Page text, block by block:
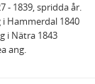
- 1839, spridda år.
Hammerdal 1840
i Nätra 1843
ang.